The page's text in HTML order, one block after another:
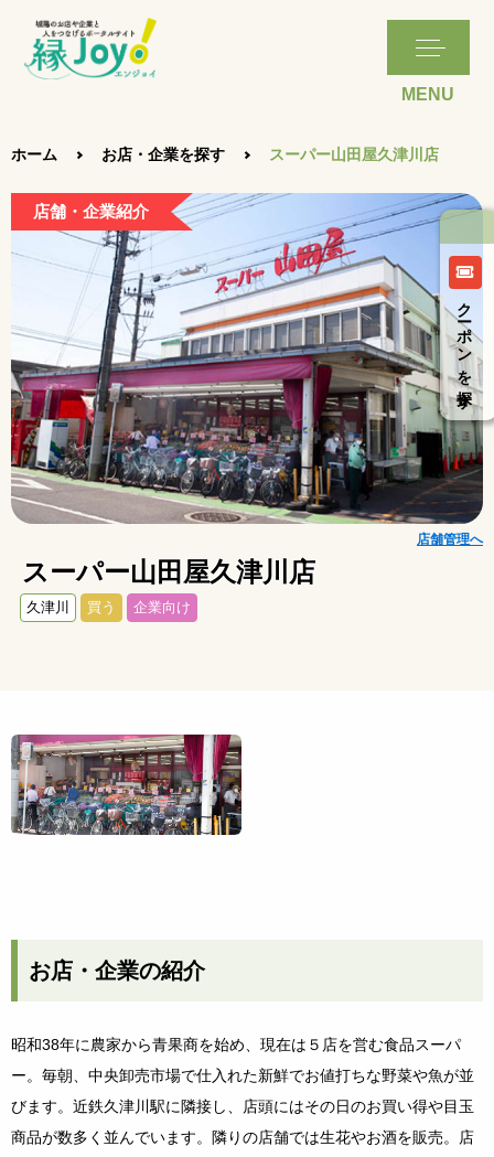
クーポンを探す
ホーム お店・企業を探す スーパー山田屋久津川店
店舗・企業紹介
店舗管理へ
スーパー山田屋久津川店
久津川 買う 企業向け
お店・企業の紹介
昭和38年に農家から青果商を始め、現在は５店を営む食品スーパ
ー。毎朝、中央卸売市場で仕入れた新鮮でお値打ちな野菜や魚が並
びます。近鉄久津川駅に隣接し、店頭にはその日のお買い得や目玉
商品が数多く並んでいます。隣りの店舗では生花やお酒を販売。店